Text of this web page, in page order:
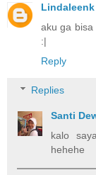
Lindaleenk
aku ga bisa
:|
Reply
Replies
Santi
kalo
hehehe